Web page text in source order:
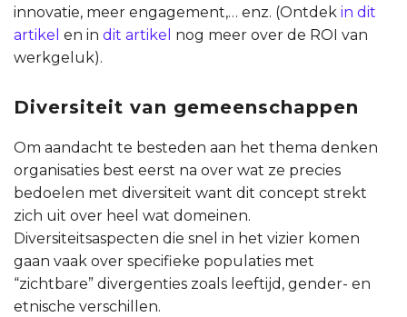
innovatie, meer engagement,… enz. (Ontdek in dit
artikel en in dit artikel nog meer over de ROI van
werkgeluk).
Diversiteit van gemeenschappen
Om aandacht te besteden aan het thema denken
organisaties best eerst na over wat ze precies
bedoelen met diversiteit want dit concept strekt
zich uit over heel wat domeinen.
Diversiteitsaspecten die snel in het vizier komen
gaan vaak over specifieke populaties met
“zichtbare” divergenties zoals leeftijd, gender- en
etnische verschillen.